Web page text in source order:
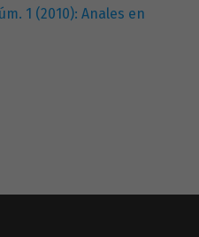
1 (2010): Anales en